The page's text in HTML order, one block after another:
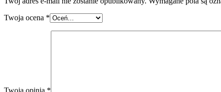
Twoja ocena *
Twoja opinia *